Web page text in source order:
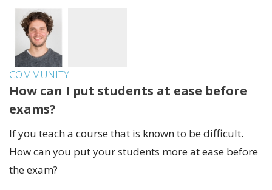
COMMUNITY
How can I put students at ease before
exams?
If you teach a course that is known to be difficult.
How can you put your students more at ease before
the exam?